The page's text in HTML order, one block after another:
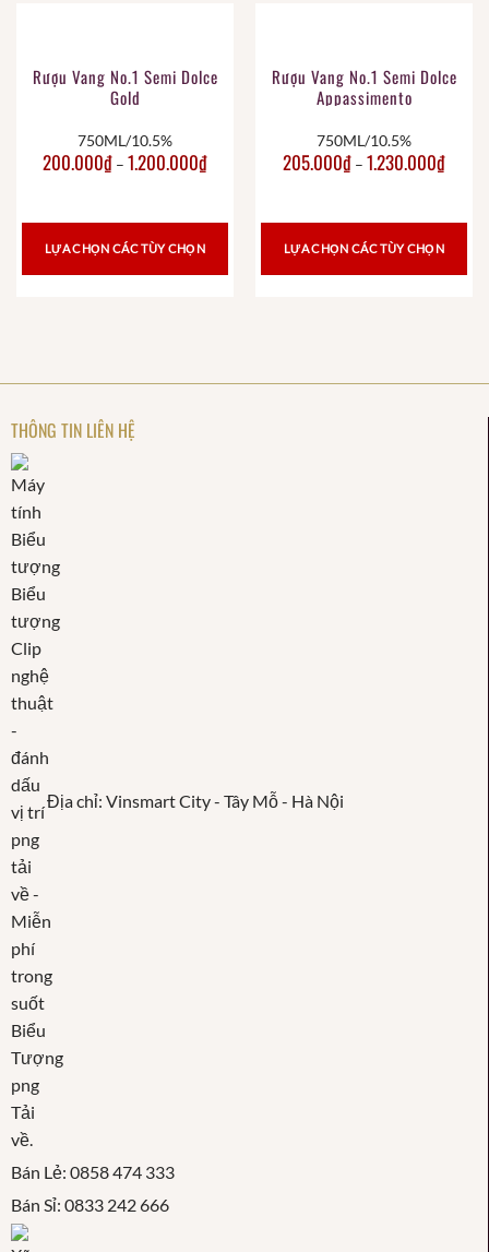
Rượu Vang No.1 Semi Dolce
Gold
750ML/10.5%
200.000₫ – 1.200.000₫
LỰA CHỌN CÁC TÙY CHỌN
Rượu Vang No.1 Semi Dolce
Appassimento
750ML/10.5%
205.000₫ – 1.230.000₫
LỰA CHỌN CÁC TÙY CHỌN
THÔNG TIN LIÊN HỆ
Địa chỉ: Vinsmart City - Tây Mỗ - Hà Nội
Bán Lẻ: 0858 474 333
Bán Sỉ: 0833 242 666